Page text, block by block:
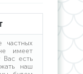
и какие
частных
имеет
Вас есть
наш